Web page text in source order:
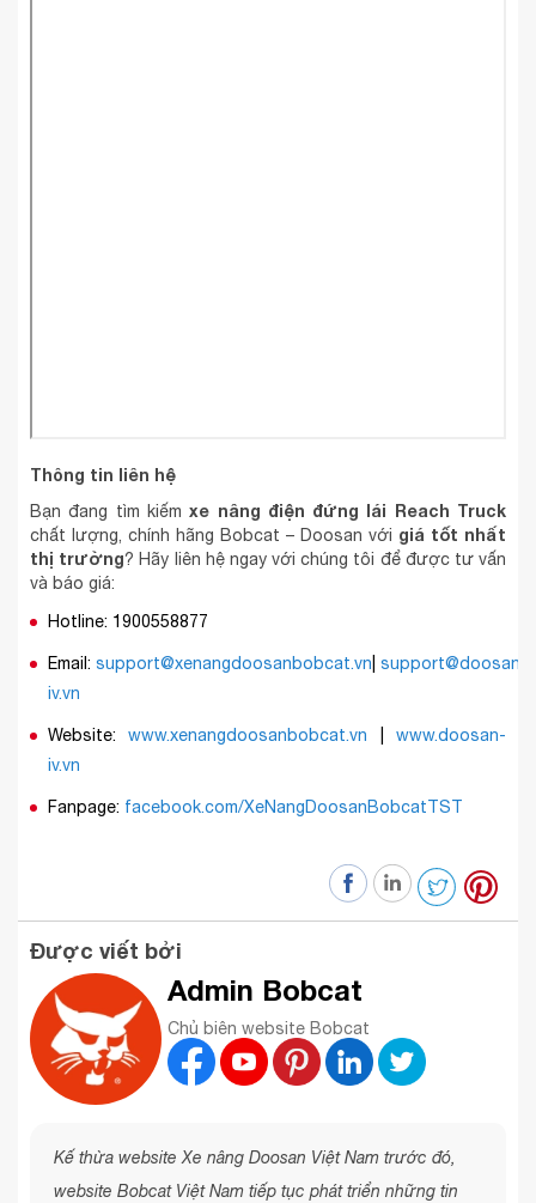
Thông tin liên hệ
Bạn đang tìm kiếmxe nâng điện đứng lái Reach Truck
chất lượng, chính hãng Bobcat – Doosan với giá tốt nhất
thị trường? Hãy liên hệ ngay với chúng tôi để được tư vấn
và báo giá:
Hotline: 1900558877
Email: support@xenangdoosanbobcat.vn support@doosan-
iv.vn
Website:www.xenangdoosanbobcat.vn |www.doosan-
iv.vn
Fanpage: facebook.com/XeNangDoosanBobcatTST
Được viết bởi
Admin Bobcat
Chủ biên website Bobcat
Kế thừa website Xe nâng Doosan Việt Nam trước đó,
website Bobcat Việt Nam tiếp tục phát triển những tin